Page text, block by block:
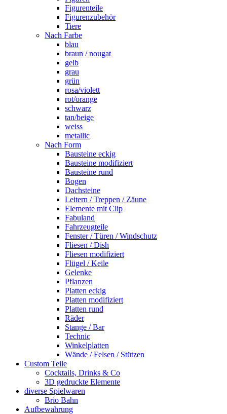
Figurenteile
Figurenzubehör
Tiere
Nach Farbe
blau
braun / nougat
gelb
grau
grün
rosa/violett
rot/orange
schwarz
tan/beige
weiss
metallic
Nach Form
Bausteine eckig
Bausteine modifiziert
Bausteine rund
Bogen
Dachsteine
Leitern / Treppen / Zäune
Elemente mit Clip
Fabuland
Fahrzeugteile
Fenster / Türen / Windschutz
Fliesen / Dish
Fliesen modifiziert
Flügel / Keile
Gelenke
Pflanzen
Platten eckig
Platten modifiziert
Platten rund
Räder
Stange / Bar
Technic
Winkelplatten
Wände / Felsen / Stützen
Custom Teile
Cocktails, Drinks & Co
3D gedruckte Elemente
diverse Spielwaren
Brio Bahn
Aufbewahrung